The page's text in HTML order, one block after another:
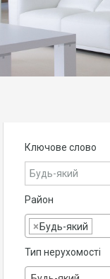
Ключове слово
Район
× Будь-який
Тип нерухомості